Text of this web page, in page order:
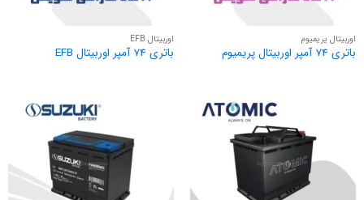
اوربیتال پریمیوم
باتری 74 آمپر اوربیتال پریمیوم
اوربیتال EFB
باتری 74 آمپر اوربیتال EFB